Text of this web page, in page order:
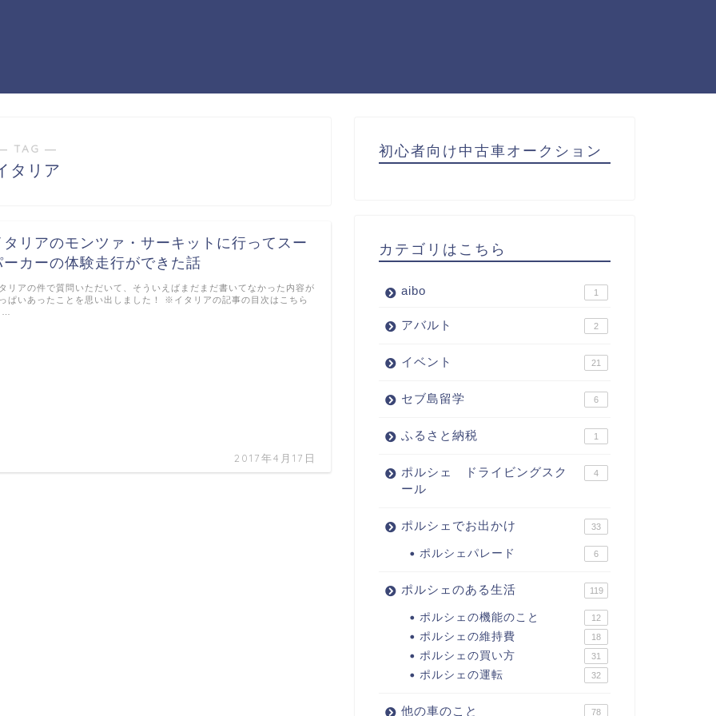
TAG ―
タリア
タリアのモンツァ・サーキットに行ってスー
ーカーの体験走行ができた話
2017年4月17日
リアの件で質問いただいて、そういえばまだまだ書いてなかった内容が
ぱいあったことを思い出しました！ ※イタリアの記事の目次はこちら
初心者向け中古車オークション
カテゴリはこちら
aibo 1
アバルト 2
イベント 21
セブ島留学 6
ふるさと納税 1
ポルシェ ドライビングスク
ール
4
ポルシェでお出かけ 33
ポルシェパレード 6
ポルシェのある生活 119
ポルシェの機能のこと 12
ポルシェの維持費 18
ポルシェの買い方 31
ポルシェの運転 32
他の車のこと 78